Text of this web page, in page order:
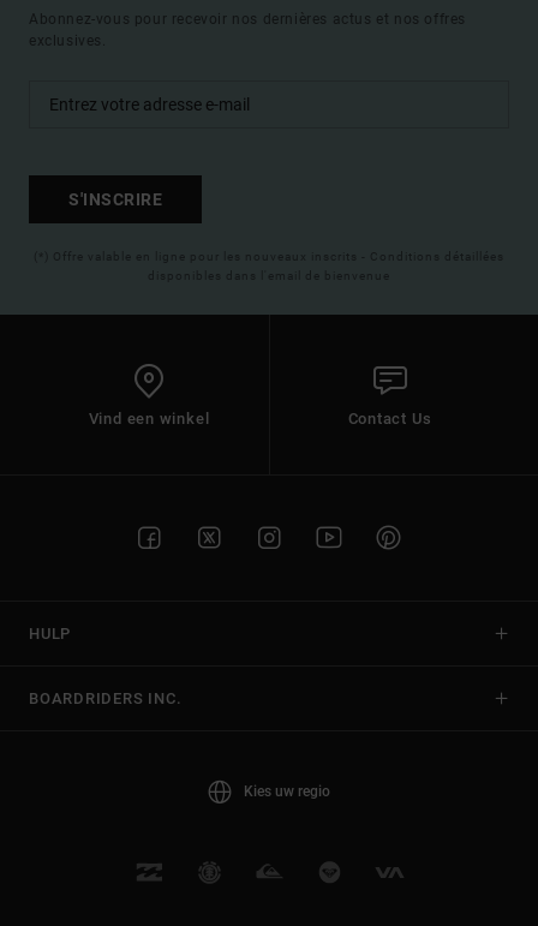
Abonnez-vous pour recevoir nos dernières actus et nos offres
exclusives.
S'INSCRIRE
(*) Offre valable en ligne pour les nouveaux inscrits - Conditions détaillées
disponibles dans l'email de bienvenue
Vind een winkel Contact Us
HULP
BOARDRIDERS INC.
Kies uw regio